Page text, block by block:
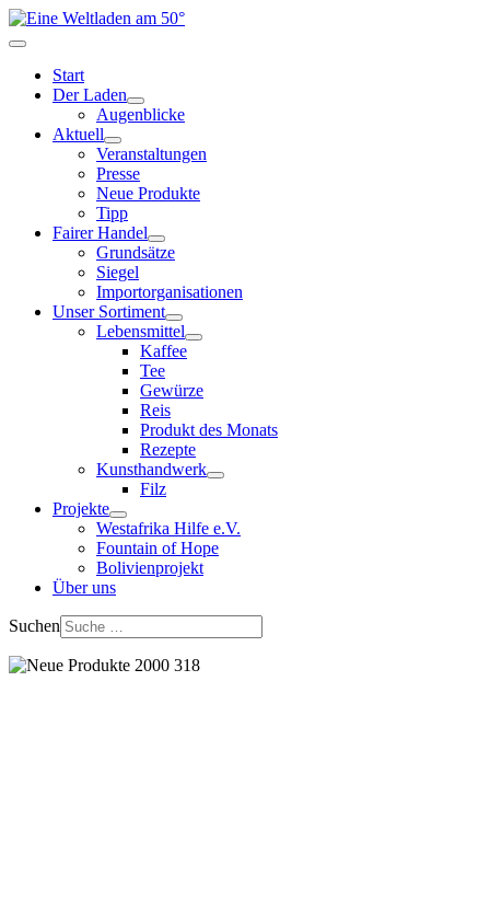
Start
Der Laden
Augenblicke
Aktuell
Veranstaltungen
Presse
Neue Produkte
Tipp
Fairer Handel
Grundsätze
Siegel
Importorganisationen
Unser Sortiment
Lebensmittel
Kaffee
Tee
Gewürze
Reis
Produkt des Monats
Rezepte
Kunsthandwerk
Filz
Projekte
Westafrika Hilfe e.V.
Fountain of Hope
Bolivienprojekt
Über uns
Suchen